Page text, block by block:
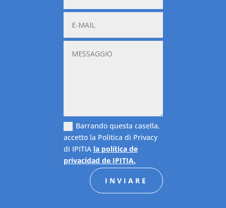
Barrando questa casella,
accetto la Politica di Privacy
di IPITIA la política de
privacidad de IPITIA.
INVIARE